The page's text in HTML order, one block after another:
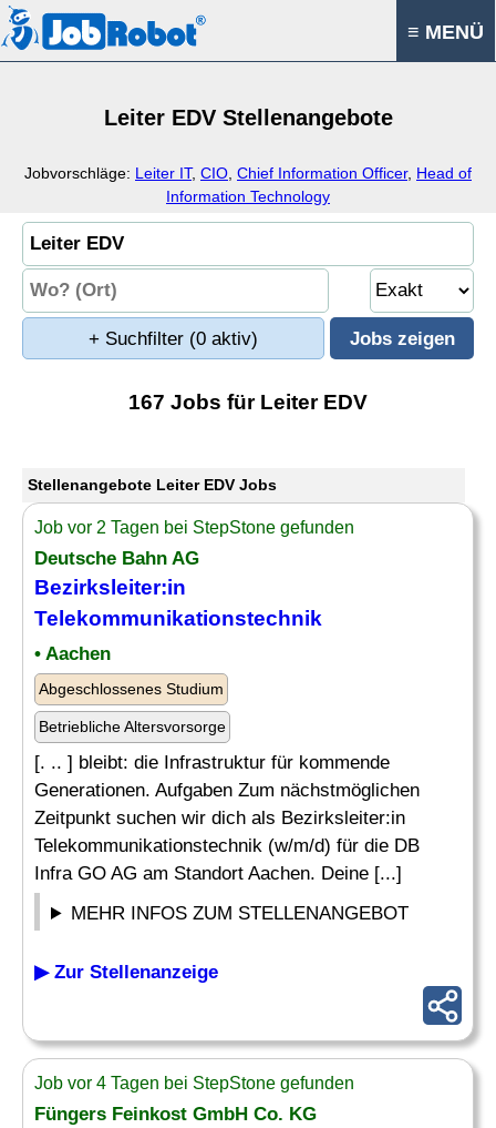
≡ MENÜ
Leiter EDV Stellenangebote
Jobvorschläge: Leiter IT, CIO Chief Information Officer, Head of
Information Technology
+ Suchfilter (0 aktiv)
167 Jobs für Leiter EDV
Stellenangebote Leiter EDV Jobs
Job vor 2 Tagen bei StepStone gefunden
Deutsche Bahn AG
Bezirksleiter:in
Telekommunikationstechnik
• Aachen
Abgeschlossenes Studium
Betriebliche Altersvorsorge
[. .. ] bleibt: die Infrastruktur für kommende
Generationen. Aufgaben Zum nächstmöglichen
Zeitpunkt suchen wir dich als Bezirksleiter:in
Telekommunikationstechnik (w/m/d) für die DB
Infra GO AG am Standort Aachen. Deine [...]
MEHR INFOS ZUM STELLENANGEBOT
▶ Zur Stellenanzeige
Job vor 4 Tagen bei StepStone gefunden
Füngers Feinkost GmbH Co. KG